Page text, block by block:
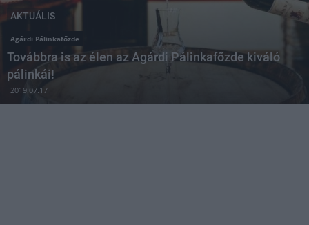
AKTUÁLIS
Agárdi Pálinkafőzde
Továbbra is az élen az Agárdi Pálinkafőzde kiváló
pálinkái!
2019.07.17